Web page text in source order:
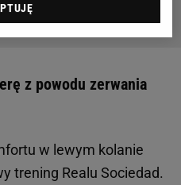
z powodu zerwania
w lewym kolanie
trening Realu Sociedad.